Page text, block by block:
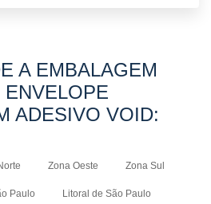
A EMBALAGEM
ENVELOPE
ADESIVO VOID:
Zona Oeste Zona Sul
Paulo Litoral de São Paulo